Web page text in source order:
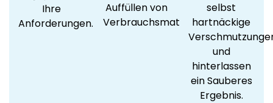
Ihre
Anforderungen.
Auffüllen von
Verbrauchsmaterialien.
selbst
hartnäckige
und
hinterlassen
ein Sauberes
Ergebnis.